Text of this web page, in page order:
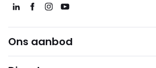
Ons aanbod